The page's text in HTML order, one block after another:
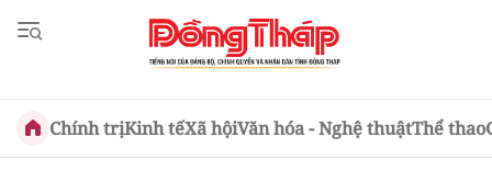
Chính trịKinh tếXã hộiVăn hóa - Nghệ thuậtThể thao